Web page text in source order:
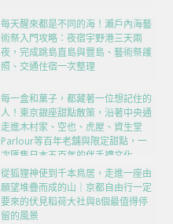
每天醒來都是不同的海！瀨戶內海藝
術祭入門攻略：夜宿宇野港三天兩
夜，完成跳島直島與豐島、藝術祭護
照、交通住宿一次整理
每一盒和菓子，都藏著一位想記住的
人！東京銀座甜點散策，沿著中央通
走進木村家、空也、虎屋、資生堂
Parlour等百年老舖與限定甜點，一
次匯集日本五百年的伴手禮文化
從狐狸神使到千本鳥居，走進一座由
願望堆疊而成的山｜京都自由行一定
要來的伏見稻荷大社與8個最值得停
留的風景